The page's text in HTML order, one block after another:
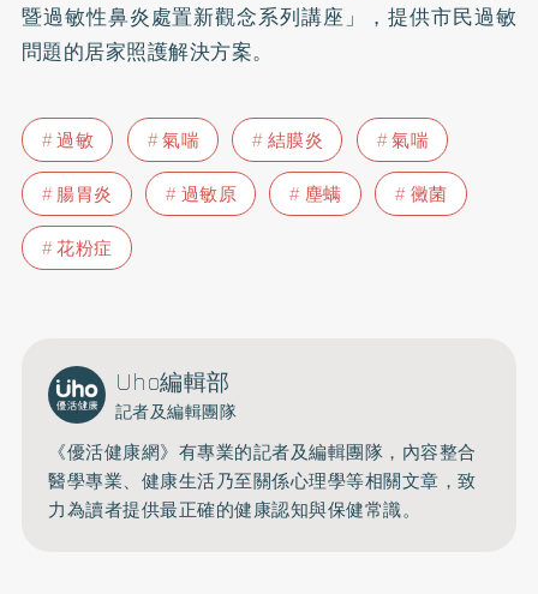
暨過敏性鼻炎處置新觀念系列講座」，提供市民過敏
問題的居家照護解決方案。
過敏 氣喘 結膜炎
氣喘
腸胃炎
過敏原 塵螨
黴菌
花粉症
Uho編輯部
記者及編輯團隊
《優活健康網》有專業的記者及編輯團隊，內容整合
醫學專業、健康生活乃至關係心理學等相關文章，致
力為讀者提供最正確的健康認知與保健常識。